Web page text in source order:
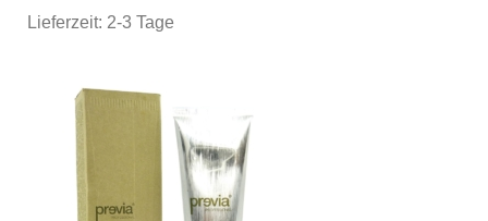
Lieferzeit: 2-3 Tage